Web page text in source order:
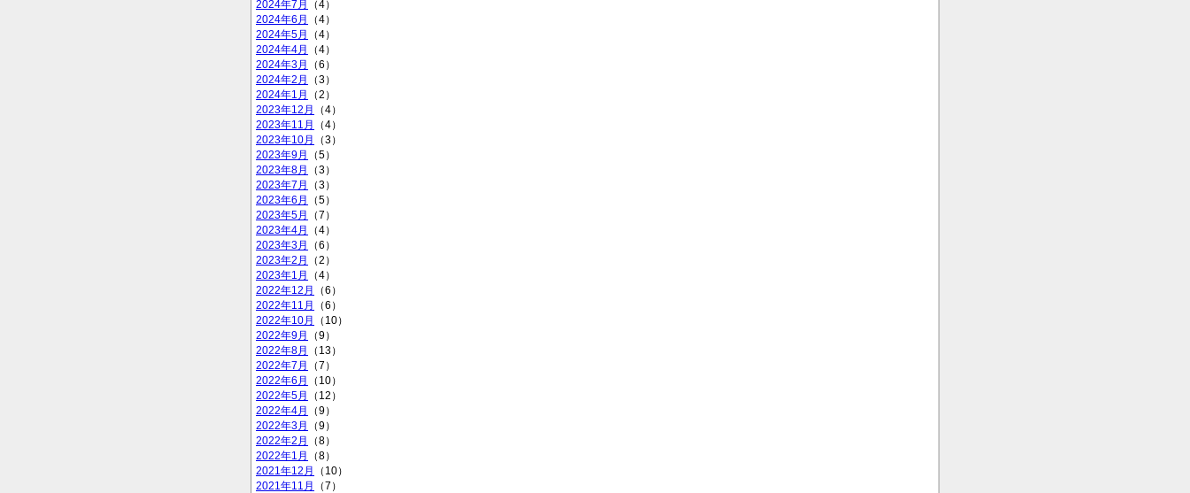
2024年7月
（4）
2024年6月
（4）
2024年5月
（4）
2024年4月
（4）
2024年3月
（6）
2024年2月
（3）
2024年1月
（2）
2023年12月
（4）
2023年11月
（4）
2023年10月
（3）
2023年9月
（5）
2023年8月
（3）
2023年7月
（3）
2023年6月
（5）
2023年5月
（7）
2023年4月
（4）
2023年3月
（6）
2023年2月
（2）
2023年1月
（4）
2022年12月
（6）
2022年11月
（6）
2022年10月
（10）
2022年9月
（9）
2022年8月
（13）
2022年7月
（7）
2022年6月
（10）
2022年5月
（12）
2022年4月
（9）
2022年3月
（9）
2022年2月
（8）
2022年1月
（8）
2021年12月
（10）
2021年11月
（7）